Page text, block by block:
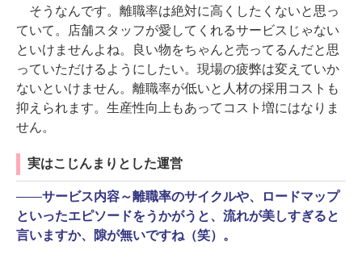
そうなんです。離職率は絶対に高くしたくないと思っ
ていて。店舗スタッフが愛してくれるサービスじゃない
といけませんよね。良い物をちゃんと売ってるんだと思
っていただけるようにしたい。現場の疲弊は変えていか
ないといけません。離職率が低いと人材の採用コストも
抑えられます。生産性向上もあってコスト増にはなりま
せん。
実はこじんまりとした運営
――サービス内容～離職率のサイクルや、ロードマップ
といったエピソードをうかがうと、流れが美しすぎると
言いますか、隙が無いですね（笑）。